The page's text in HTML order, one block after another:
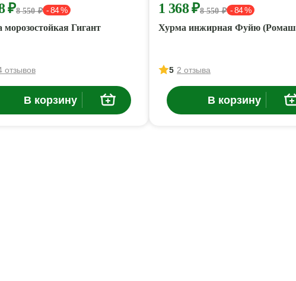
₽8 550 ₽ - 84 %
морозостойкая Гигант
отзывов
В корзину
1 368 ₽8 550 ₽ - 84 %
Хурма инжирная Фуйю
5 2 отзыва
В корзину